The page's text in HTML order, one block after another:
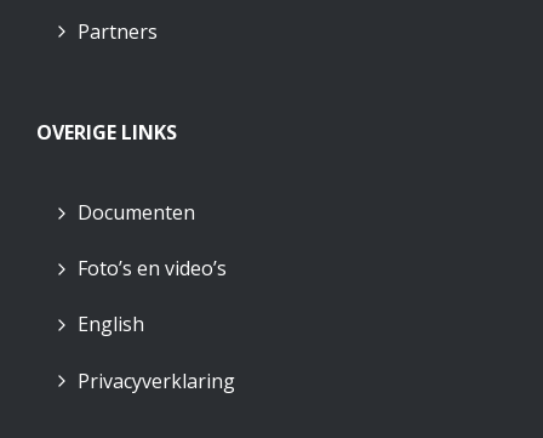
Partners
OVERIGE LINKS
Documenten
Foto’s en video’s
English
Privacyverklaring